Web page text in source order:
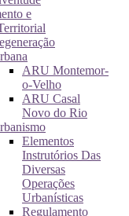
e
ARU Montemor-
o-Velho
ARU Casal
Novo do Rio
Elementos
Instrutórios Das
Diversas
Operações
Urbanísticas
Regulamento